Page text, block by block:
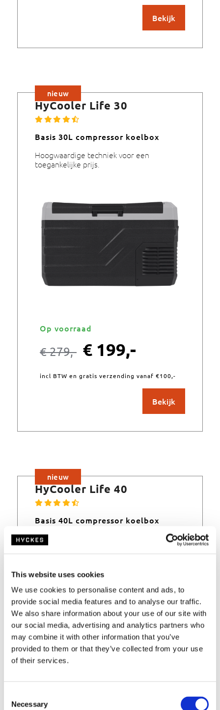
This website uses cookies
We use cookies to personalise content and ads, to
provide social media features and to analyse our traffic.
We also share information about your use of our site with
our social media, advertising and analytics partners who
may combine it with other information that you’ve
provided to them or that they’ve collected from your use
of their services.
Necessary
Bekijk
nieuw
HyCooler Life 30
Basis 30L compressor koelbox
Hoogwaardige techniek voor een
toegankelijke prijs.
Op voorraad
€279,- € 199,-
incl BTW en gratis verzending vanaf €100,-
Bekijk
nieuw
HyCooler Life 40
Basis 40L compressor koelbox
Hoogwaardige techniek voor een
toegankelijke prijs.